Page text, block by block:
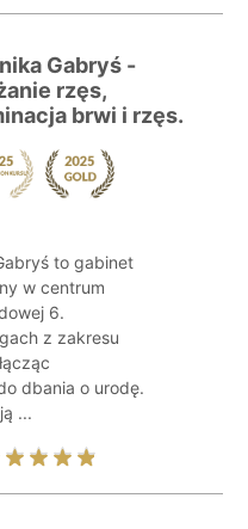
Gabryś -
rzęs,
brwi i rzęs.
to gabinet
w centrum
6.
z zakresu
dbania o urodę.
...